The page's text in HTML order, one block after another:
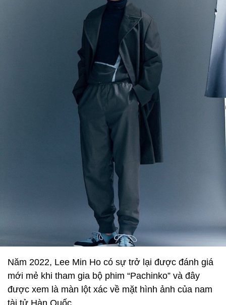
Năm 2022, Lee Min Ho có sự trở lại được đánh giá
mới mẻ khi tham gia bộ phim “Pachinko” và đây
được xem là màn lột xác về mặt hình ảnh của nam